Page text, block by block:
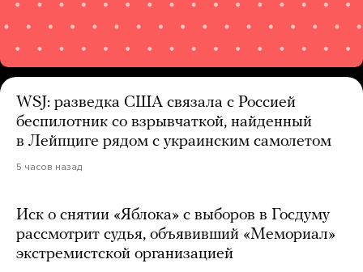
WSJ: разведка США связала с Россией
беспилотник со взрывчаткой, найденный
в Лейпциге рядом с украинским самолетом
5 часов назад
Иск о снятии «Яблока» с выборов в Госдуму
рассмотрит судья, объявивший «Мемориал»
экстремистской организацией